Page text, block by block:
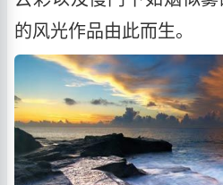
的风光作品由此而生。